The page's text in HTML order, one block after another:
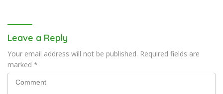
Leave a Reply
Your email address will not be published. Required fields are
marked *